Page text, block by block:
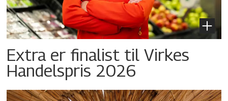
Extra er finalist til Virkes
Handelspris 2026